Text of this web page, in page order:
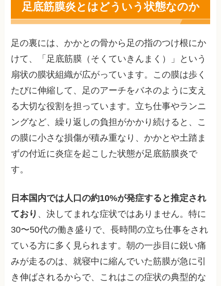
足底筋膜炎とはどういう状態なのか
足の裏には、かかとの骨から足の指のつけ根にか
けて、「足底筋膜（そくていきんまく）」という
扇状の膜状組織が広がっています。この膜は歩く
たびに伸縮して、足のアーチをバネのように支え
る大切な役割を担っています。立ち仕事やランニ
ングなど、繰り返しの負担がかかり続けると、こ
の膜に小さな損傷が積み重なり、かかとや土踏ま
ずの付近に炎症を起こした状態が足底筋膜炎で
す。
日本国内では人口の約10%が発症すると推定され
ており 、決してまれな症状ではありません。特に
30〜50代の働き盛りで、長時間の立ち仕事をされ
ている方に多く見られます。朝の一歩目に鋭い痛
みが走るのは、就寝中に縮んでいた筋膜が急に引
き伸ばされるからで、これはこの症状の典型的な